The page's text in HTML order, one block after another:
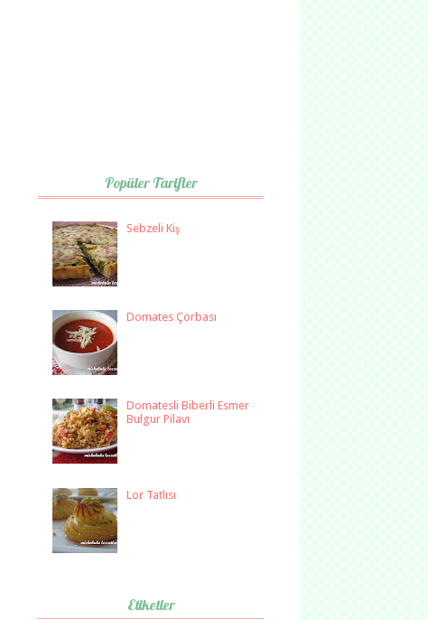
Popüler Tarifler
Sebzeli Kiş
Domates Çorbası
Domatesli Biberli Esmer
Bulgur Pilavı
Lor Tatlısı
Etiketler